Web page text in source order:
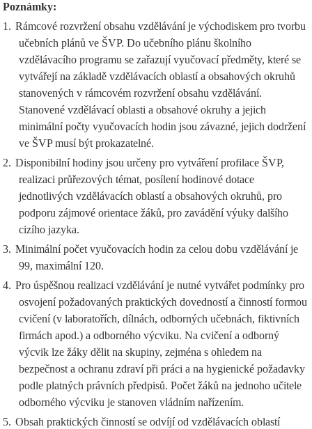
Poznámky:
1. Rámcové rozvržení obsahu vzdělávání je východiskem pro tvorbu
učebních plánů ve ŠVP. Do učebního plánu školního
vzdělávacího programu se zařazují vyučovací předměty, které se
vytvářejí na základě vzdělávacích oblastí a obsahových okruhů
stanovených v rámcovém rozvržení obsahu vzdělávání.
Stanovené vzdělávací oblasti a obsahové okruhy a jejich
minimální počty vyučovacích hodin jsou závazné, jejich dodržení
ve ŠVP musí být prokazatelné.
2. Disponibilní hodiny jsou určeny pro vytváření profilace ŠVP,
realizaci průřezových témat, posílení hodinové dotace
jednotlivých vzdělávacích oblastí a obsahových okruhů, pro
podporu zájmové orientace žáků, pro zavádění výuky dalšího
cizího jazyka.
3. Minimální počet vyučovacích hodin za celou dobu vzdělávání je
99, maximální 120.
4. Pro úspěšnou realizaci vzdělávání je nutné vytvářet podmínky pro
osvojení požadovaných praktických dovedností a činností formou
cvičení (v laboratořích, dílnách, odborných učebnách, fiktivních
firmách apod.) a odborného výcviku. Na cvičení a odborný
výcvik lze žáky dělit na skupiny, zejména s ohledem na
bezpečnost a ochranu zdraví při práci a na hygienické požadavky
podle platných právních předpisů. Počet žáků na jednoho učitele
odborného výcviku je stanoven vládním nařízením.
5. Obsah praktických činností se odvíjí od vzdělávacích oblastí